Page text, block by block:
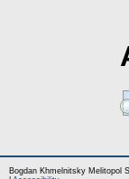
Bogdan Khmelnitsky Melitopol